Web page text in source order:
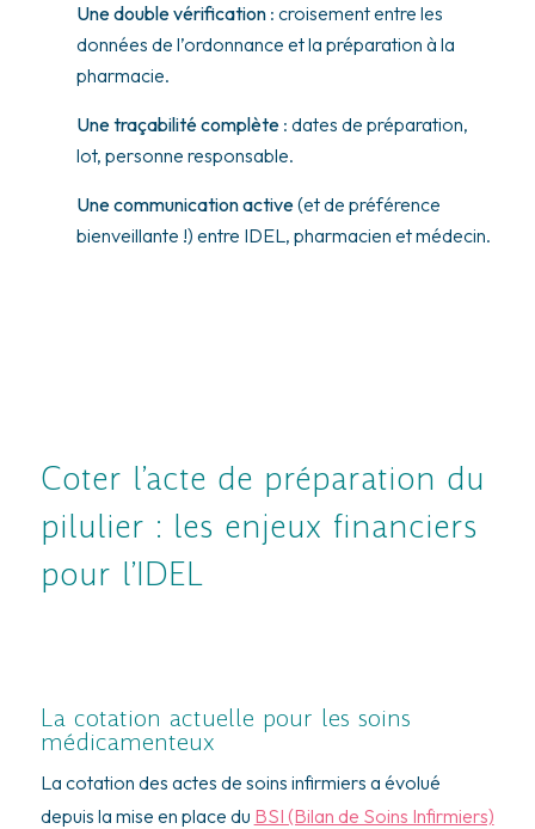
Une double vérification: croisement entre les
données de l’ordonnance et la préparation à la
pharmacie.
Une traçabilité complète: dates de préparation,
lot, personne responsable.
Une communication active(et de préférence
bienveillante !) entre IDEL, pharmacien et médecin.
Coter l’acte de préparation du
pilulier : les enjeux financiers
pour l’IDEL
La cotation actuelle pour les soins
médicamenteux
La cotation des actes de soins infirmiers a évolué
depuis la mise en place du BSI (Bilan de Soins Infirmiers)